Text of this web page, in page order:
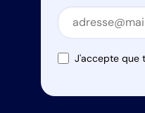
Section
Section
J'accepte que